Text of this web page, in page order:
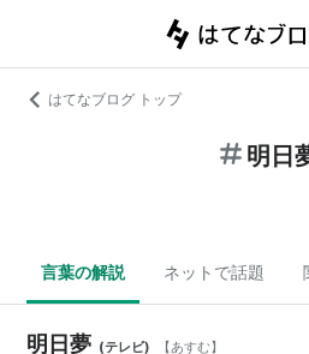
はてなブログ トップ
明日
言葉の解説 ネットで話題
明日夢 (テレビ) 【あすむ】